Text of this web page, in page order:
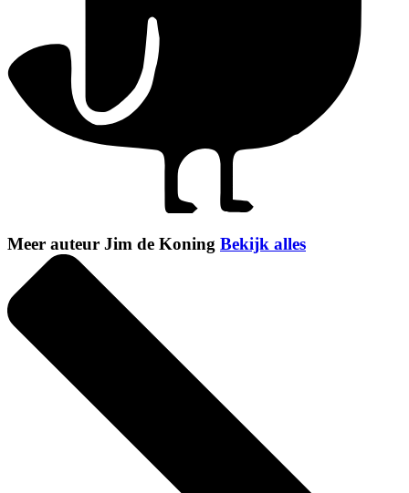
Meer auteur Jim de Koning Bekijk alles